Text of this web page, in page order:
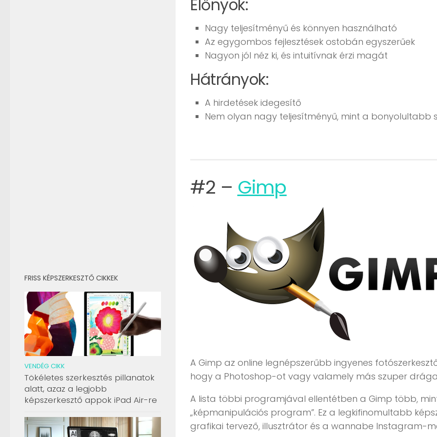
Előnyök:
Nagy teljesítményű és könnyen használható
Az egygombos fejlesztések ostobán egyszerűek
Nagyon jól néz ki, és intuitívnak érzi magát
Hátrányok:
A hirdetések idegesítő
Nem olyan nagy teljesítményű, mint a bonyolultabb
#2 – Gimp
A Gimp az online legnépszerűbb ingyenes
hogy a Photoshop-ot vagy valamely más szuper
A lista többi programjával ellentétben a Gimp több,
„képmanipulációs program”. Ez a legkifinomultabb
grafikai tervező, illusztrátor és a wannabe Instagram-
FRISS KÉPSZERKESZTŐ CIKKEK
VENDÉG CIKK
Tökéletes szerkesztés pillanatok
alatt, azaz a legjobb
képszerkesztő appok iPad Air-re